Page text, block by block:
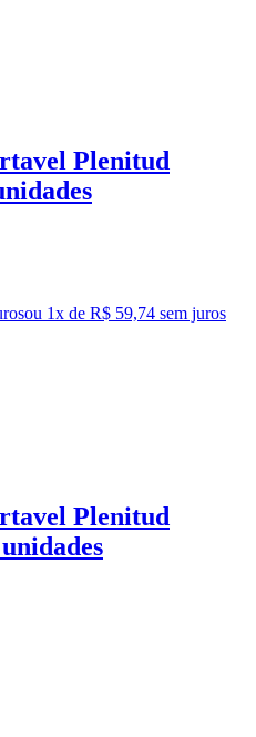
Plenitud
ou 1x de R$ 59,74 sem juros
Plenitud